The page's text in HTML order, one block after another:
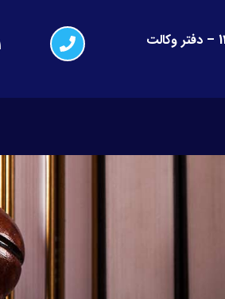
کرج-گوهردشت – فلکه اول – جنب نیکا مال – مجتمع یاس – طبقه سوم – واحد14 – دفتر وکالت